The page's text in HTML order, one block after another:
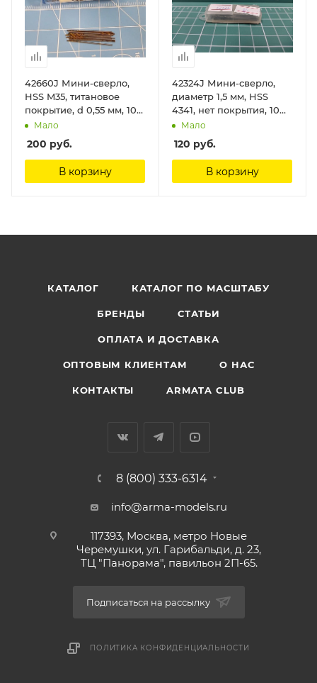
42660J Мини-сверло,
HSS M35, титановое
покрытие, d 0,55 мм, 10
шт. Jas
Мало
200 руб.
В корзину
42324J Мини-сверло,
диаметр 1,5 мм, HSS
4341, нет покрытия, 10
шт./уп. Jas
Мало
120 руб.
В корзину
КАТАЛОГ КАТАЛОГ ПО МАСШТАБУ
БРЕНДЫ СТАТЬИ
ОПЛАТА И ДОСТАВКА
ОПТОВЫМ КЛИЕНТАМ О НАС
КОНТАКТЫ ARMATA CLUB
8 (800) 333-6314
info@arma-models.ru
117393, Москва, метро Новые
Черемушки, ул. Гарибальди, д. 23,
ТЦ "Панорама", павильон 2П-65.
Подписаться на рассылку
ПОЛИТИКА КОНФИДЕНЦИАЛЬНОСТИ